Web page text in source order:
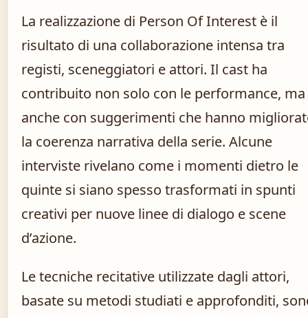
La realizzazione di Person Of Interest è il
risultato di una collaborazione intensa tra
registi, sceneggiatori e attori. Il cast ha
contribuito non solo con le performance, ma
anche con suggerimenti che hanno
la coerenza narrativa della serie. Alcune
interviste rivelano come i momenti dietro le
quinte si siano spesso trasformati in spunti
creativi per nuove linee di dialogo e scene
d’azione.
Le tecniche recitative utilizzate dagli attori,
basate su metodi studiati e approfonditi,